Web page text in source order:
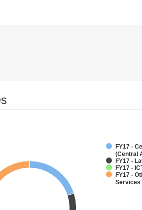
FY17 -
(Central
FY17 -
FY17 -
FY17 -
Services